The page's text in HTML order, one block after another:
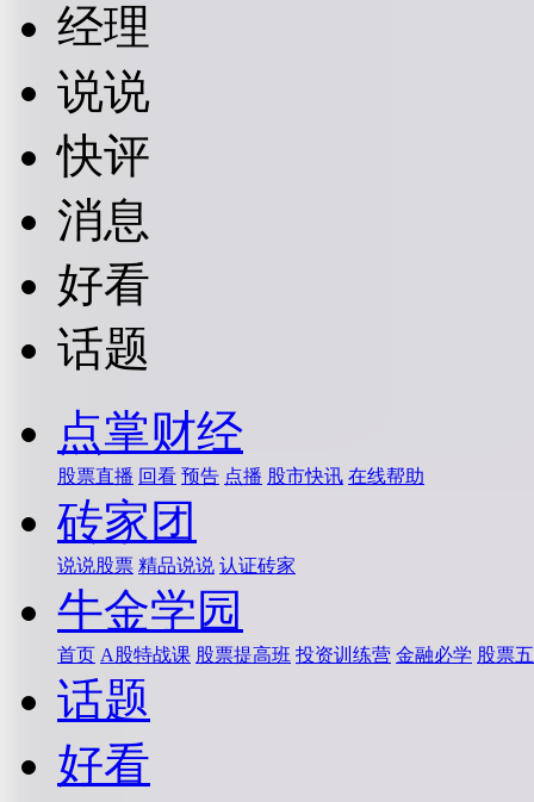
经理
说说
快评
消息
好看
话题
点掌财经
股票直播 回看 预告 点播 股市快讯 在线帮助
砖家团
说说股票 精品说说 认证砖家
牛金学园
首页 A股特战课 股票提高班 投资训练营 金融必学 股票
话题
好看